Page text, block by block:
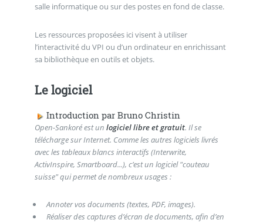
salle informatique ou sur des postes en fond de classe.
Les ressources proposées ici visent à utiliser
l’interactivité du VPI ou d’un ordinateur en enrichissant
sa bibliothèque en outils et objets.
Le logiciel
Introduction par Bruno Christin
Open-Sankoré est un logiciel libre et gratuit. Il se
télécharge sur Internet. Comme les autres logiciels livrés
avec les tableaux blancs interactifs (Interwrite,
ActivInspire, Smartboard...), c’est un logiciel "couteau
suisse" qui permet de nombreux usages :
Annoter vos documents (textes, PDF, images).
Réaliser des captures d’écran de documents, afin d’en